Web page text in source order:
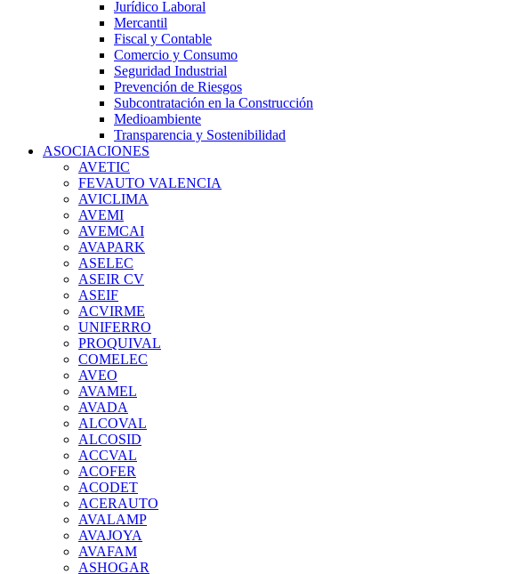
Jurídico Laboral
Mercantil
Fiscal y Contable
Comercio y Consumo
Seguridad Industrial
Prevención de Riesgos
Subcontratación en la Construcción
Medioambiente
Transparencia y Sostenibilidad
ASOCIACIONES
AVETIC
FEVAUTO VALENCIA
AVICLIMA
AVEMI
AVEMCAI
AVAPARK
ASELEC
ASEIR CV
ASEIF
ACVIRME
UNIFERRO
PROQUIVAL
COMELEC
AVEO
AVAMEL
AVADA
ALCOVAL
ALCOSID
ACCVAL
ACOFER
ACODET
ACERAUTO
AVALAMP
AVAJOYA
AVAFAM
ASHOGAR